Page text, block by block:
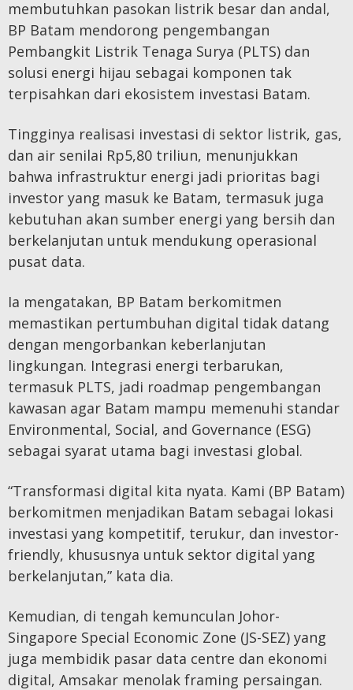
membutuhkan pasokan listrik besar dan andal,
BP Batam mendorong pengembangan
Pembangkit Listrik Tenaga Surya (PLTS) dan
solusi energi hijau sebagai komponen tak
terpisahkan dari ekosistem investasi Batam.
Tingginya realisasi investasi di sektor listrik, gas,
dan air senilai Rp5,80 triliun, menunjukkan
bahwa infrastruktur energi jadi prioritas bagi
investor yang masuk ke Batam, termasuk juga
kebutuhan akan sumber energi yang bersih dan
berkelanjutan untuk mendukung operasional
pusat data.
Ia mengatakan, BP Batam berkomitmen
memastikan pertumbuhan digital tidak datang
dengan mengorbankan keberlanjutan
lingkungan. Integrasi energi terbarukan,
termasuk PLTS, jadi roadmap pengembangan
kawasan agar Batam mampu memenuhi standar
Environmental, Social, and Governance (ESG)
sebagai syarat utama bagi investasi global.
“Transformasi digital kita nyata. Kami (BP Batam)
berkomitmen menjadikan Batam sebagai lokasi
investasi yang kompetitif, terukur, dan investor-
friendly, khususnya untuk sektor digital yang
berkelanjutan,” kata dia.
Kemudian, di tengah kemunculan Johor-
Singapore Special Economic Zone (JS-SEZ) yang
juga membidik pasar data centre dan ekonomi
digital, Amsakar menolak framing persaingan.